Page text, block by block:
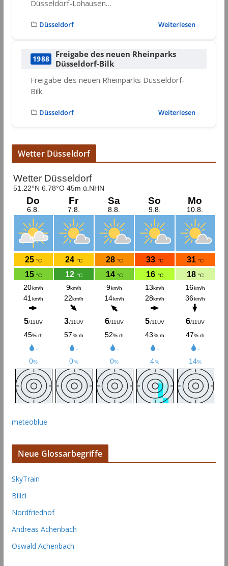
Düsseldorf-Lohausen…
Düsseldorf Weiterlesen
1988
Freigabe des neuen Rheinparks
Düsseldorf-Bilk
Freigabe des neuen Rheinparks Düsseldorf-
Bilk.
Düsseldorf Weiterlesen
Wetter Düsseldorf
meteoblue
Neue Glossarbegriffe
SkyTrain
Bilici
Nordfriedhof
Andreas Achenbach
Oswald Achenbach